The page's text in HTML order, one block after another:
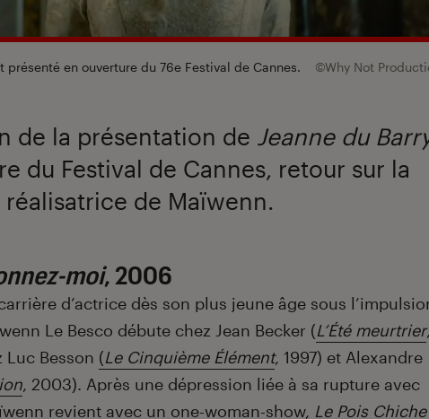
présenté en ouverture du 76e Festival de Cannes. ©Why Not
de la présentation de Jeanne du
du Festival de Cannes, retour sur la
de Maïwenn.
moi, 2006
d’actrice dès son plus jeune âge sous
Le Besco débute chez Jean Becker (L’Été meurtrier,
Luc Besson (Le Cinquième Élément, 1997) et Alexandre
, 2003). Après une dépression liée à sa rupture avec
revient avec un one-woman-show, Le Pois Chiche